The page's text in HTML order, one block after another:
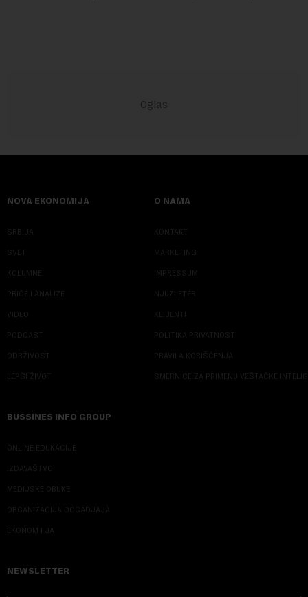
NOVA EKONOMIJA
SRBIJA
SVET
KOLUMNE
PRIČE I ANALIZE
VIDEO
PODCAST
ODRŽIVOST
LEPŠI ŽIVOT
O NAMA
KONTAKT
MARKETING
IMPRESSUM
NJUZLETER
KLIJENTI
POLITIKA PRIVATNOSTI
PRAVILA KORIŠĆENJA
SMERNICE ZA PRIMENU VEŠTAČKE
BUSSINES INFO GROUP
ONLINE EDUKACIJE
IZDAVAŠTVO
MEDIJSKE OBUKE
ORGANIZACIJA DOGADJAJA
EKONOM I JA
NEWSLETTER